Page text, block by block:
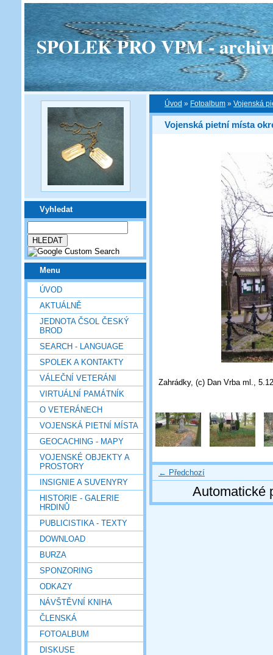
SPOLEK PRO VPM -
Vyhledat
Menu
ÚVOD
AKTUÁLNĚ
JEDNOTA ČSOL ČESKÝ
BROD
SEARCH - LANGUAGE
SPOLEK A KONTAKTY
VÁLEČNÍ VETERÁNI
VIRTUÁLNÍ PAMÁTNÍK
O VETERÁNECH
VOJENSKÁ PIETNÍ MÍSTA
GEOCACHING - MAPY
VOJENSKÉ OBJEKTY A
PROSTORY
INSIGNIE A SUVENYRY
HISTORIE - GALERIE
HRDINŮ
PUBLICISTIKA - TEXTY
DOWNLOAD
BURZA
SPONZORING
ODKAZY
NÁVŠTĚVNÍ KNIHA
ČLENSKÁ
FOTOALBUM
DISKUSE
Úvod » Fotoalbum » Vojenská
Vojenská pietní místa
Zahrádky, (c) Dan Vrba ml.,
← Předchozí
Automatické